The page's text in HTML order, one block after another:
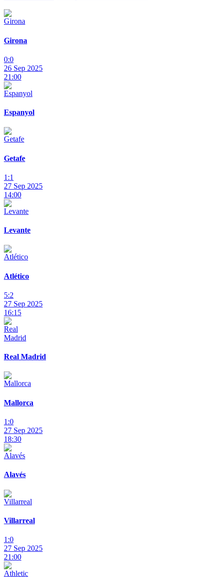
Girona
0:0
26 Sep 2025
21:00
Espanyol
Getafe
1:1
27 Sep 2025
14:00
Levante
Atlético
5:2
27 Sep 2025
16:15
Real Madrid
Mallorca
1:0
27 Sep 2025
18:30
Alavés
Villarreal
1:0
27 Sep 2025
21:00